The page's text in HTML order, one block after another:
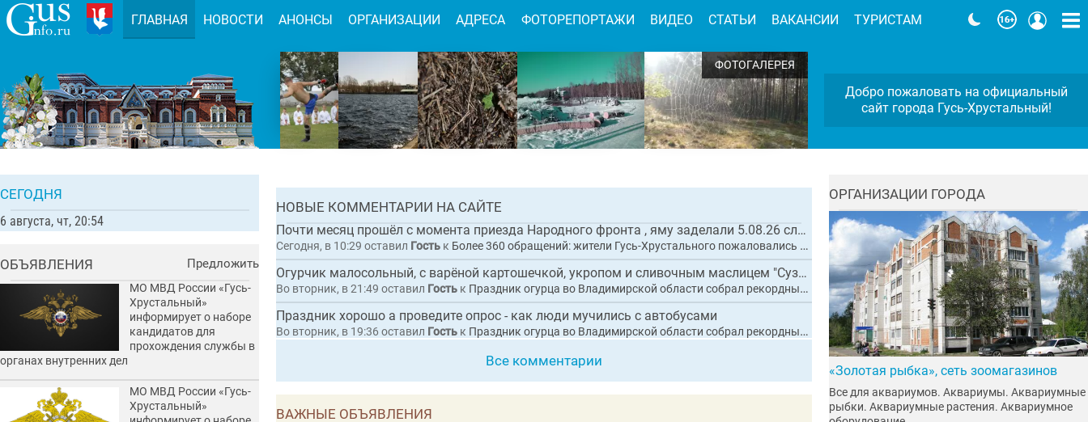
ГЛАВНАЯНОВОСТЬ
Во Владимирской области дали старт грантовому
туристическому проекту «Лесные уроки Мещеры»
НОВЫЕ КОММЕНТАРИИ НА САЙТЕ
Почти месяц прошёл с момента приезда Народного фронта , яму заделали 5.08.26 сле...
Сегодня, в 10:29 оставил Гость к Более 360 обращений: жители Гусь-Хрустального пожаловались Президенту на разбитые дороги
Огурчик малосольный, с варёной картошечкой, укропом и сливочным маслицем "Суздал...
Во вторник, в 21:49 оставил Гость к Праздник огурца во Владимирской области собрал рекордные 20 тысяч гостей
Праздник хорошо а проведите опрос - как люди мучились с автобусами
Во вторник, в 19:36 оставил Гость к Праздник огурца во Владимирской области собрал рекордные 20 тысяч гостей
Все комментарии
ВАЖНЫЕ ОБЪЯВЛЕНИЯ
СЕГОДНЯ
6 августа, чт, 20:54
ОБЪЯВЛЕНИЯ Предложить
МО МВД России «Гусь-
Хрустальный»
информирует о наборе
кандидатов для
прохождения службы в
органах внутренних дел
МО МВД России «Гусь-
Хрустальный»
ОРГАНИЗАЦИИ ГОРОДА
«Золотая рыбка», сеть зоомагазинов
Все для аквариумов. Аквариумы. Аквариумные
рыбки. Аквариумные растения. Аквариумное
ГЛАВНАЯ НОВОСТИ АНОНСЫ ОРГАНИЗАЦИИ АДРЕСА ФОТОРЕПОРТАЖИ ВИДЕО СТАТЬИ ВАКАНСИИ ТУРИСТАМ
Добро пожаловать на официальный
сайт города Гусь-Хрустальный!
ФОТОГАЛЕРЕЯ